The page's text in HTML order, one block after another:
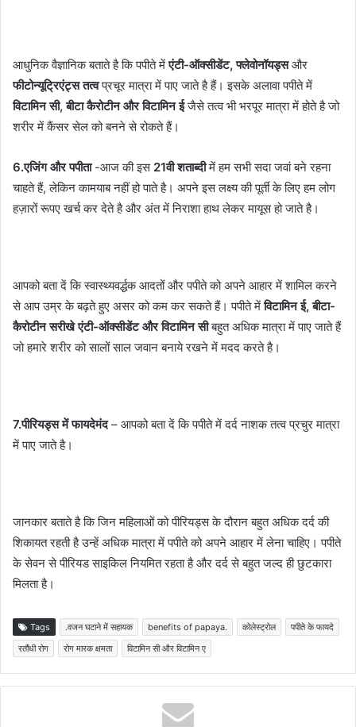
आधुनिक वैज्ञानिक बताते है कि पपीते मेंएंटी-ऑक्‍सीडेंट, फ्लेवोनॉयड्सऔर
फीटोन्यूट्रिएंट्स तत्वप्रचूर मात्रा में पाए जाते है हैं। इसके अलावा पपीते में
विटामिन सी, बीटा कैरोटीन और विटामिन ईजैसे तत्व भी भरपूर मात्रा में होते है जो
शरीर में कैंसर सेल को बनने से रोकते हैं।
6.एजिंग और पपीता-आज की इस 21वी शताब्दीमें हम सभी सदा जवां बने रहना
चाहते हैं, लेकिन कामयाब नहीं हो पाते है। अपने इस लक्ष्य की पूर्ती के लिए हम लोग
हज़ारों रूपए खर्च कर देते है और अंत में निराशा हाथ लेकर मायूस हो जाते है।
आपको बता दें कि स्‍वास्‍थ्‍यवर्द्धक आदतों और पपीते को अपने आहार में शामिल करने
से आप उम्र के बढ़ते हुए असर को कम कर सकते हैं। पपीते मेंविटामिन ई, बीटा-
कैरोटीन सरीखे एंटी-ऑक्सीडेंट और विटामिन सीबहुत अधिक मात्रा में पाए जाते हैं
जो हमारे शरीर को सालों साल जवान बनाये रखने में मदद करते है।
7.पीरियड्स में फायदेमंद– आपको बता दें कि पपीते में दर्द नाशक तत्व प्रचुर मात्रा
में पाए जाते है।
जानकार बताते है कि जिन महिलाओं को पीरियड्स के दौरान बहुत अधिक दर्द की
शिकायत रहती है उन्हें अधिक मात्रा में पपीते को अपने आहार में लेना चाहिए। पपीते
के सेवन से पीरियड साइकिल नियमित रहता है और दर्द से बहुत जल्द ही छुटकारा
मिलता है।
Tags .वजन घटाने में सहायक benefits of papaya. कोलेस्ट्रोल
पपीते के फायदे
रतौंधी रोग
रोग मारक क्षमता विटामिन सी और विटामिन ए